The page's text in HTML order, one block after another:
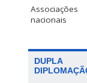
Associações
nacionais
DUPLA